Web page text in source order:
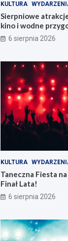
KULTURA
Sierpniowe
kino i wodne
6 sierpnia 2026
KULTURA
Taneczna Fiesta
Finał Lata!
6 sierpnia 2026